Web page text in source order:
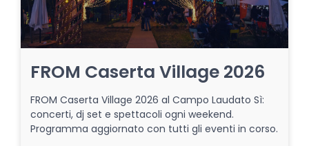
FROM Caserta Village 2026
FROM Caserta Village 2026 al Campo Laudato Sì:
concerti, dj set e spettacoli ogni weekend.
Programma aggiornato con tutti gli eventi in corso.